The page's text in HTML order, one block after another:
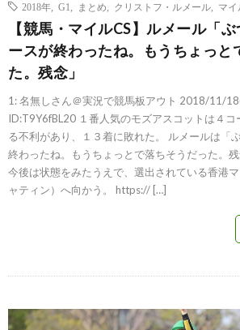
2018年
G1 まとめ クリストフ・ルメール マイ
【競馬・マイルCS】ルメール「
ースが終わったね。もうちょっと
た。残念」
1: 名無しさん＠実況で競馬板アウト 2018/11/
ID:T9Y6fBL20 １番人気のモズアスコットは４
る不利があり、１３着に敗れた。 ルメールは「
終わったね。もうちょっとで落ちそうだった。残
今後は状態をみたうえで、選出されている香港
ャティン）へ向かう。 https:// […]